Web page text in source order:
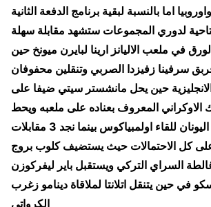
اما بالنسبة لبقية برنامج الدفعة الثانية
لدوري المجموعات ستشهد مقابلة سهلة
في ملعب الاليانز ارينا لبايرن ميونخ حين
سرفينا زفيزدا الصربي وتنقلين محفوفان
حين يحل مانشستر سيتي ضيفا على
المعروف بعناده على ملعبه ويحط
توتنهام الرحال في اليونان للقاء اولمبياكوس بينما نجد 3 مقابلات
كل الاحتمالات حيث يستضيف كلوب بروج
السراي التركي ويستقبل باير ليفركوزن
في حين يتنقل اتلانتا لملاقاة دينامو زغرب
الكرواتي